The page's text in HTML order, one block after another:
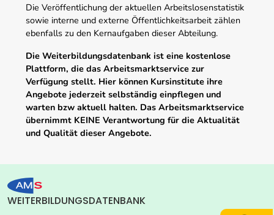
Die Veröffentlichung der aktuellen Arbeitslosenstatistik
sowie interne und externe Öffentlichkeitsarbeit zählen
ebenfalls zu den Kernaufgaben dieser Abteilung.
Die Weiterbildungsdatenbank ist eine kostenlose
Plattform, die das Arbeitsmarktservice zur
Verfügung stellt. Hier können Kursinstitute ihre
Angebote jederzeit selbständig einpflegen und
warten bzw aktuell halten. Das Arbeitsmarktservice
übernimmt KEINE Verantwortung für die Aktualität
und Qualität dieser Angebote.
WEITERBILDUNGSDATENBANK